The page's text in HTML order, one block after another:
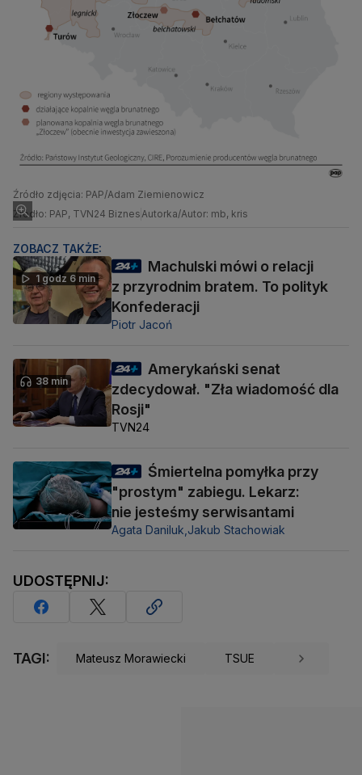
Źródło zdjęcia: PAP/Adam Ziemienowicz
Źródło: PAP, TVN24 Biznes Autorka/Autor: mb, kris
ZOBACZ TAKŻE:
1 godz 6 min
Machulski mówi o relacji
z przyrodnim bratem. To polityk
Konfederacji
Piotr Jacoń
38 min
Amerykański senat
zdecydował. "Zła wiadomość dla
Rosji"
TVN24
Śmiertelna pomyłka przy
"prostym" zabiegu. Lekarz:
nie jesteśmy serwisantami
Agata Daniluk, Jakub Stachowiak
UDOSTĘPNIJ:
TAGI: Mateusz Morawiecki TSUE